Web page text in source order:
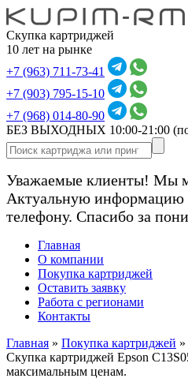
Скупка картриджей
10 лет на рынке
+7 (963) 711-73-41
+7 (903) 795-15-10
+7 (968) 014-80-90
БЕЗ ВЫХОДНЫХ 10:00-21:00
Уважаемые клиенты! Мы
Актуальную информацию
телефону. Спасибо за
Главная
О компании
Покупка картриджей
Оставить заявку
Работа с регионами
Контакты
Главная » Покупка картриджей »
Скупка картриджей Epson
максимальным ценам.